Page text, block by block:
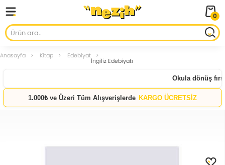
0
Anasayfa Kitap Edebiyat
İngiliz Edebiyatı
Okula dönüş
1.000₺ ve Üzeri Tüm Alışverişlerde KARGO ÜCRETSİZ